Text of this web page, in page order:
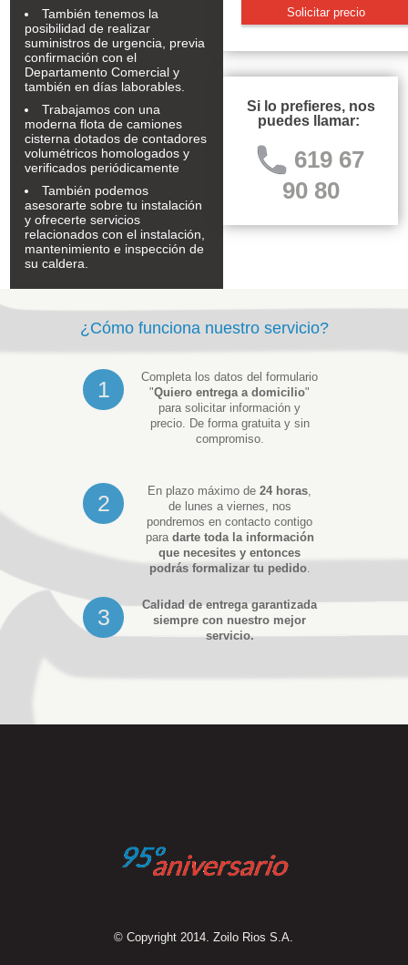
También tenemos la
posibilidad de realizar
suministros de urgencia, previa
confirmación con el
Departamento Comercial y
también en días laborables.
Trabajamos con una
moderna flota de camiones
cisterna dotados de contadores
volumétricos homologados y
verificados periódicamente
También podemos
asesorarte sobre tu instalación
y ofrecerte servicios
relacionados con el instalación,
mantenimiento e inspección de
su caldera.
Si lo prefieres, nos
puedes llamar:
619 67
90 80
¿Cómo funciona nuestro servicio?
1
2
3
Completa los datos del formulario
"Quiero entrega a domicilio"
para solicitar información y
precio. De forma gratuita y sin
compromiso.
En plazo máximo de24 horas
de lunes a viernes, nos
pondremos en contacto contigo
para darte toda la información
que necesites y entonces
podrás formalizar tu pedido.
Calidad de entrega garantizada
siempre con nuestro mejor
servicio.
© Copyright 2014. Zoilo Rios S.A.